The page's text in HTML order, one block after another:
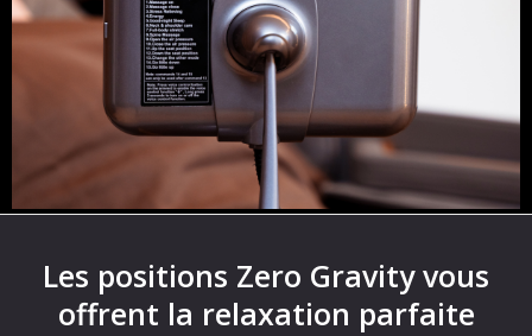
Les positions Zero Gravity vous
offrent la relaxation parfaite